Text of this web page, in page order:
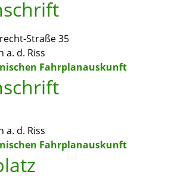
Straße 35
a. d. Riss
Fahrplanauskunft
a. d. Riss
Fahrplanauskunft